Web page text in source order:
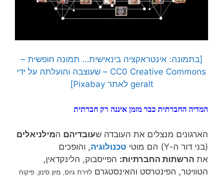
[בתמונה: אינטראקציה בינאישית… תמונה חופשית –
CC0 Creative Commons – שעוצבה והועלתה על ידי
geralt לאתר Pixabay]
המדיה החברתית כבר מזמן איננה רק חברתית
הארגונים מנצלים את העובדה שעובדיהם המילניאלים
(בני דור ה-Y) הם מוטי
טכנולוגיה, והופכים
את הרשתות החברתיות: הפייסבוק, הלינקדאין,
הטוויטר, הפינטרסט והאינסטגרם לזירת גיוס, מיון סינון, פיקוח